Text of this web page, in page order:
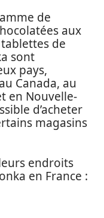
de
aux
de
sont
pays,
Canada, au
en Nouvelle-
d’acheter
magasins
endroits
en France :